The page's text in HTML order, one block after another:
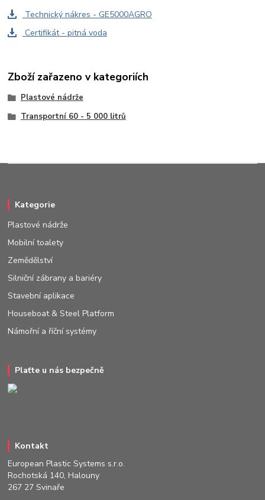
Technický nákres - GE5000AGRO
Certifikát - pitná voda
Zboží zařazeno v kategoriích
Plastové nádrže
Transportní 60 - 5 000 litrů
Kategorie
Plastové nádrže
Mobilní toalety
Zemědělství
Silniční zábrany a bariéry
Stavební aplikace
Houseboat & Steel Platform
Námořní a říční systémy
Plaťte u nás bezpečně
Kontakt
European Plastic Systems s.r.o.
Rochotská 140, Halouny
267 27 Svinaře